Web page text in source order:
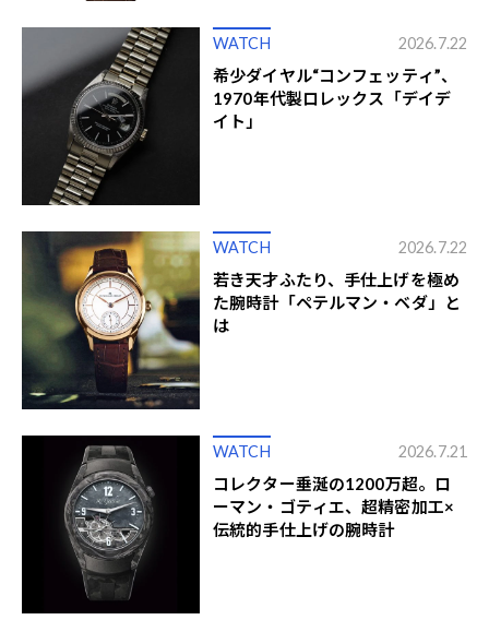
WATCH 2026.7.22
希少ダイヤル“コンフェッティ”、
1970年代製ロレックス「デイデ
イト」
WATCH 2026.7.22
若き天才ふたり、手仕上げを極め
た腕時計「ペテルマン・ベダ」と
は
WATCH 2026.7.21
コレクター垂涎の1200万超。ロ
ーマン・ゴティエ、超精密加工×
伝統的手仕上げの腕時計